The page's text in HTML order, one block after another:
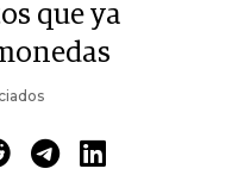
que ya